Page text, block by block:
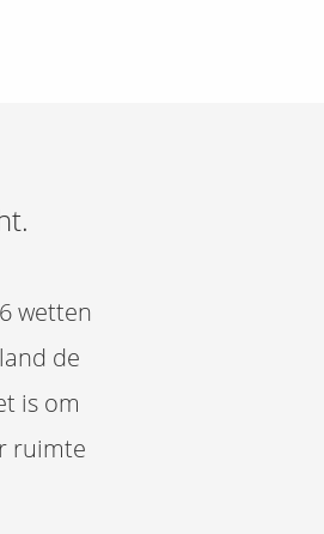
wetten
de
is om
ruimte